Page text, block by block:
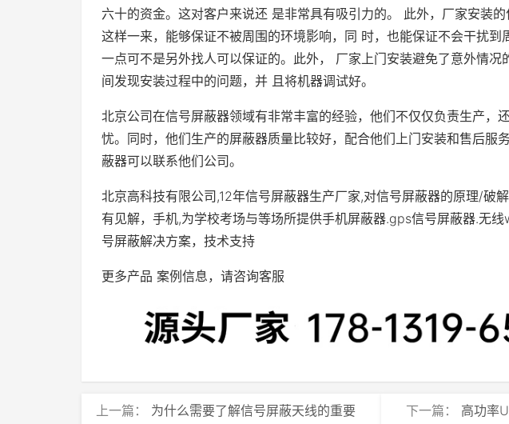
六十的资金。这对客户来说还 是非常具有吸引力的。 此外，厂家安装的
这样一来，能够保证不被周围的环境影响，同 时，也能保证不会干扰到
一点可不是另外找人可以保证的。此外， 厂家上门安装避免了意外情况
间发现安装过程中的问题，并 且将机器调试好。
北京公司在信号屏蔽器领域有非常丰富的经验，他们不仅仅负责生产，
忧。同时，他们生产的屏蔽器质量比较好，配合他们上门安装和售后服
蔽器可以联系他们公司。
北京高科技有限公司,12年信号屏蔽器生产厂家,对信号屏蔽器的原理/破
有见解，手机,为学校考场与等场所提供手机屏蔽器.gps信号屏蔽器.无
号屏蔽解决方案，技术支持
更多产品 案例信息，请咨询客服
上一篇： 为什么需要了解信号屏蔽天线的重要 下一篇： 高功率